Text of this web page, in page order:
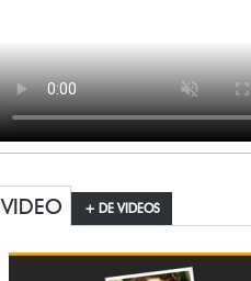
VIDEO + DE VIDEOS